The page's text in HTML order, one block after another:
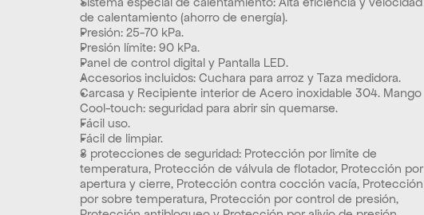
de calentamiento (ahorro de energía).
Presión: 25-70 kPa.
Presión límite: 90 kPa.
Panel de control digital y Pantalla LED.
Accesorios incluidos: Cuchara para arroz y Taza medidora.
Carcasa y Recipiente interior de Acero inoxidable 304. Mango
Cool-touch: seguridad para abrir sin quemarse.
Fácil uso.
Fácil de limpiar.
8 protecciones de seguridad: Protección por limite de
temperatura, Protección de válvula de flotador, Protección por
apertura y cierre, Protección contra cocción vacía, Protección
por sobre temperatura, Protección por control de presión,